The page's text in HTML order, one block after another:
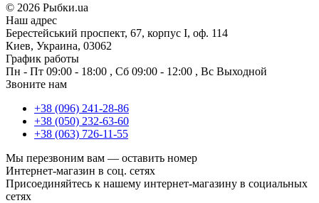
© 2026 Рыбки.ua
Наш адрес
Берестейський проспект, 67, корпус I, оф. 114
Киев, Украина, 03062
График работы
Пн - Пт 09:00 - 18:00 , Сб 09:00 - 12:00 , Вс Выходной
Звоните нам
+38 (096) 241-28-86
+38 (050) 232-63-60
+38 (063) 726-11-55
Мы перезвоним вам — оставить номер
Интернет-магазин в соц. сетях
Присоединяйтесь к нашему интернет-магазину в социальных
сетях